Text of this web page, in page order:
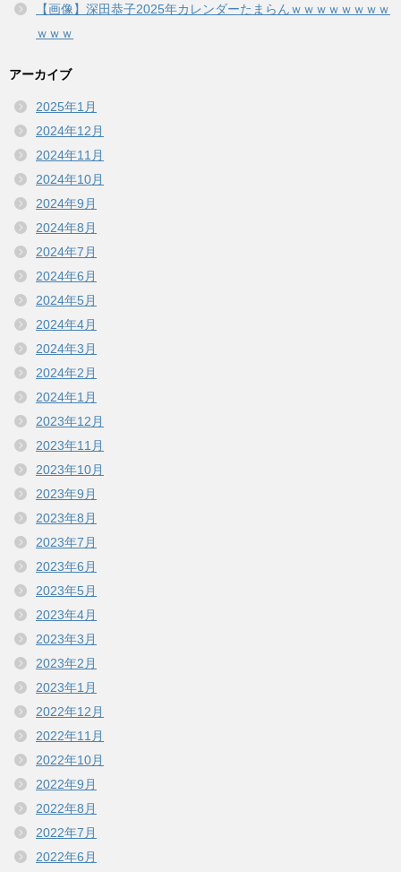
【画像】深田恭子2025年カレンダーたまらんｗｗｗｗｗｗｗｗ
ｗｗｗ
アーカイブ
2025年1月
2024年12月
2024年11月
2024年10月
2024年9月
2024年8月
2024年7月
2024年6月
2024年5月
2024年4月
2024年3月
2024年2月
2024年1月
2023年12月
2023年11月
2023年10月
2023年9月
2023年8月
2023年7月
2023年6月
2023年5月
2023年4月
2023年3月
2023年2月
2023年1月
2022年12月
2022年11月
2022年10月
2022年9月
2022年8月
2022年7月
2022年6月